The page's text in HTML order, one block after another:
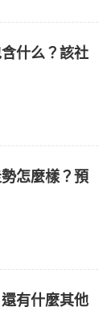
什么？該社
怎麼樣？預
有什麼其他